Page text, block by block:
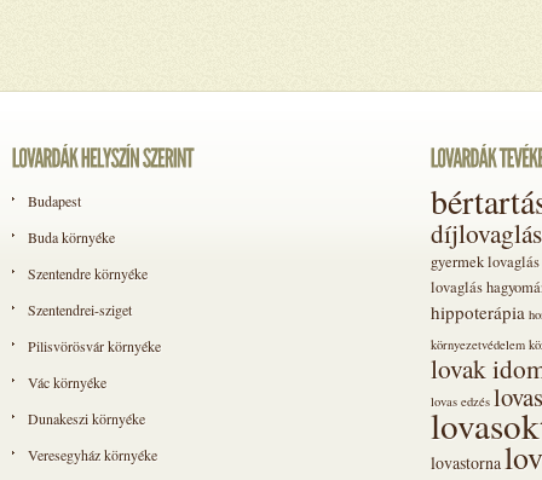
Budapest
Buda környéke
Szentendre környéke
Szentendrei-sziget
Pilisvörösvár környéke
Vác környéke
Dunakeszi környéke
Veresegyház környéke
díjlovaglás
gyermek lovaglás
lovaglás
hippoterápia
környezetvédelem
lovak
lovas edzés
lovastorna